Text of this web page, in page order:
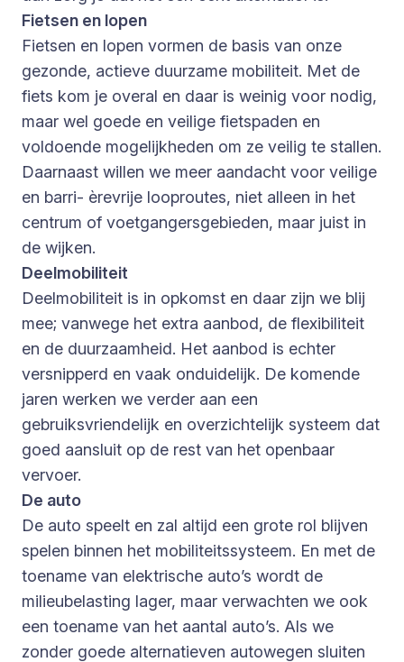
Fietsen en lopen
Fietsen en lopen vormen de basis van onze
gezonde, actieve duurzame mobiliteit. Met de
fiets kom je overal en daar is weinig voor nodig,
maar wel goede en veilige fietspaden en
voldoende mogelijkheden om ze veilig te stallen.
Daarnaast willen we meer aandacht voor veilige
en barri- èrevrije looproutes, niet alleen in het
centrum of voetgangersgebieden, maar juist in
de wijken.
Deelmobiliteit
Deelmobiliteit is in opkomst en daar zijn we blij
mee; vanwege het extra aanbod, de flexibiliteit
en de duurzaamheid. Het aanbod is echter
versnipperd en vaak onduidelijk. De komende
jaren werken we verder aan een
gebruiksvriendelijk en overzichtelijk systeem dat
goed aansluit op de rest van het openbaar
vervoer.
De auto
De auto speelt en zal altijd een grote rol blijven
spelen binnen het mobiliteitssysteem. En met de
toename van elektrische auto’s wordt de
milieubelasting lager, maar verwachten we ook
een toename van het aantal auto’s. Als we
zonder goede alternatieven autowegen sluiten